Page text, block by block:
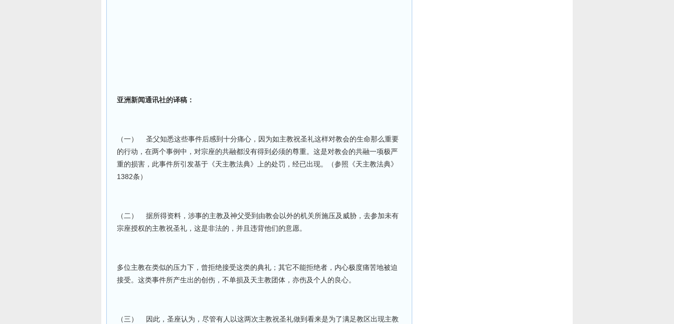
亚洲新闻通讯社的译稿：
（一）
圣父知悉这些事件后感到十分痛心，因为如主教祝圣礼这样对教会的生命那么重要
的行动，在两个事例中，对宗座的共融都没有得到必须的尊重。这是对教会的共融一项极严
重的损害，此事件所引发基于《天主教法典》上的处罚，经已出现。（参照《天主教法典》
1382条）
（二）
据所得资料，涉事的主教及神父受到由教会以外的机关所施压及威胁，去参加未有
宗座授权的主教祝圣礼，这是非法的，并且违背他们的意愿。
多位主教在类似的压力下，曾拒绝接受这类的典礼；其它不能拒绝者，内心极度痛苦地被迫
接受。这类事件所产生出的创伤，不单损及天主教团体，亦伤及个人的良心。
（三）
因此，圣座认为，尽管有人以这两次主教祝圣礼做到看来是为了满足教区出现主教